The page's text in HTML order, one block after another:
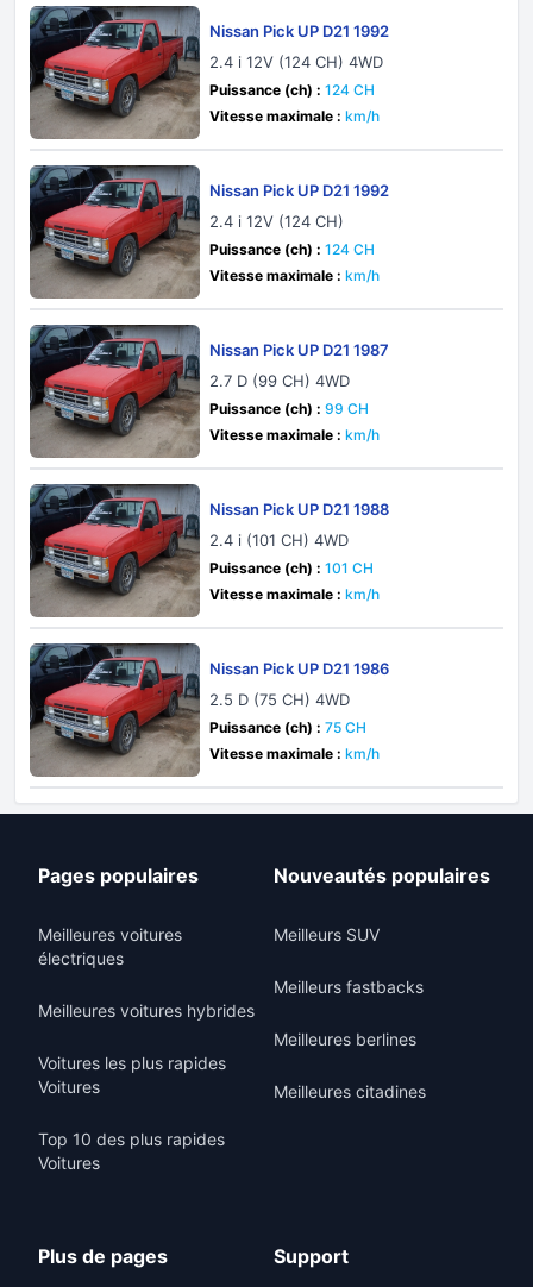
Nissan Pick UP D21 1992
2.4 i 12V (124 CH) 4WD
Puissance (ch) : 124 CH
Vitesse maximale : km/h
Nissan Pick UP D21 1992
2.4 i 12V (124 CH)
Puissance (ch) : 124 CH
Vitesse maximale : km/h
Nissan Pick UP D21 1987
2.7 D (99 CH) 4WD
Puissance (ch) : 99 CH
Vitesse maximale : km/h
Nissan Pick UP D21 1988
2.4 i (101 CH) 4WD
Puissance (ch) : 101 CH
Vitesse maximale : km/h
Nissan Pick UP D21 1986
2.5 D (75 CH) 4WD
Puissance (ch) : 75 CH
Vitesse maximale : km/h
Pages populaires
Meilleures voitures
électriques
Meilleures voitures hybrides
Voitures les plus rapides
Voitures
Top 10 des plus rapides
Voitures
Nouveautés populaires
Meilleurs SUV
Meilleurs fastbacks
Meilleures berlines
Meilleures citadines
Plus de pages Support